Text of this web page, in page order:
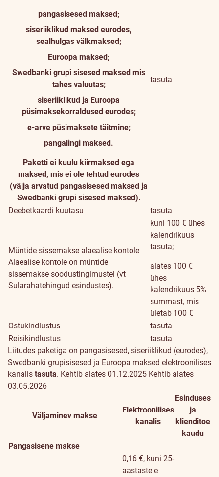
pangasisesed maksed;
siseriiklikud maksed eurodes,
sealhulgas välkmaksed;
Euroopa maksed;
Swedbanki grupi sisesed maksed mis
tahes valuutas;
siseriiklikud ja Euroopa
püsimaksekorraldused eurodes;
e-arve püsimaksete täitmine;
pangalingi maksed.
Paketti ei kuulu kiirmaksed ega
maksed, mis ei ole tehtud eurodes
(välja arvatud pangasisesed maksed ja
Swedbanki grupi sisesed maksed).
tasuta
Deebetkaardi kuutasu tasuta
Müntide sissemakse alaealise kontole
Alaealise kontole on müntide
sissemakse soodustingimustel (vt
Sularahatehingud esindustes).
kuni 100 € ühes
kalendrikuus
tasuta;
alates 100 €
ühes
kalendrikuus 5%
summast, mis
ületab 100 €
Ostukindlustus
tasuta
Reisikindlustus
tasuta
Liitudes paketiga on pangasisesed, siseriiklikud (eurodes),
Swedbanki grupisisesed ja Euroopa maksed elektroonilises
kanalis tasuta. Kehtib alates 01.12.2025 Kehtib alates
03.05.2026
Väljaminev makse
Elektroonilises
kanalis
Esinduses
ja
klienditoe
kaudu
Pangasisene makse
0,16 €, kuni 25-
aastastele